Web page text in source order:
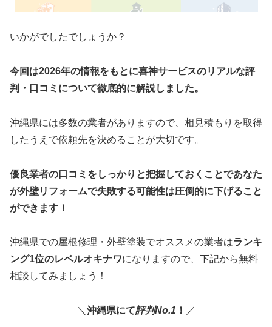
いかがでしたでしょうか？
今回は2026年の情報をもとに喜神サービスのリアルな評
判・口コミについて徹底的に解説しました。
沖縄県には多数の業者がありますので、相見積もりを取得
したうえで依頼先を決めることが大切です。
優良業者の口コミをしっかりと把握しておくことであなた
が外壁リフォームで失敗する可能性は圧倒的に下げること
ができます！
沖縄県での屋根修理・外壁塗装でオススメの業者はランキ
ング1位のレベルオキナワになりますので、下記から無料
相談してみましょう！
＼ 沖縄県にて評判No.1 ！ ／